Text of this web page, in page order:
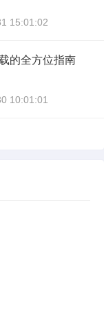
15:01:02
的全方位指南
10:01:01